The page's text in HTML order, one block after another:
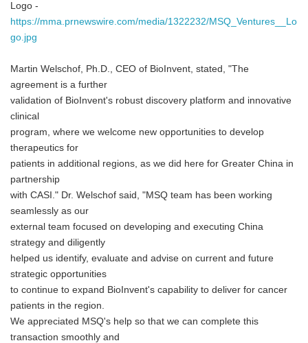
Logo -
https://mma.prnewswire.com/media/1322232/MSQ_Ventures__Lo
go.jpg
Martin Welschof, Ph.D., CEO of BioInvent, stated, "The
agreement is a further
validation of BioInvent's robust discovery platform and innovative
clinical
program, where we welcome new opportunities to develop
therapeutics for
patients in additional regions, as we did here for Greater China in
partnership
with CASI." Dr. Welschof said, "MSQ team has been working
seamlessly as our
external team focused on developing and executing China
strategy and diligently
helped us identify, evaluate and advise on current and future
strategic opportunities
to continue to expand BioInvent's capability to deliver for cancer
patients in the region.
We appreciated MSQ's help so that we can complete this
transaction smoothly and